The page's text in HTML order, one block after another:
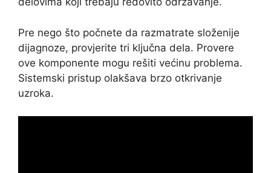
Pre nego što počnete da razmatrate složenije
dijagnoze, provjerite tri ključna dela. Provere
ove komponente mogu rešiti većinu problema.
Sistemski pristup olakšava brzo otkrivanje
uzroka.